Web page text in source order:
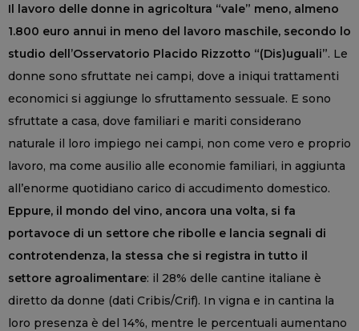
Il lavoro delle donne in agricoltura “vale” meno, almeno
1.800 euro annui in meno del lavoro maschile, secondo lo
studio dell’Osservatorio Placido Rizzotto “(Dis)uguali”. Le
donne sono sfruttate nei campi, dove a iniqui trattamenti
economici si aggiunge lo sfruttamento sessuale. E sono
sfruttate a casa, dove familiari e mariti considerano
naturale il loro impiego nei campi, non come vero e proprio
lavoro, ma come ausilio alle economie familiari, in aggiunta
all’enorme quotidiano carico di accudimento domestico.
Eppure, il mondo del vino, ancora una volta, si fa
portavoce di un settore che ribolle e lancia segnali di
controtendenza, la stessa che si registra in tutto il
settore agroalimentare: il 28% delle cantine italiane è
diretto da donne (dati Cribis/Crif). In vigna e in cantina la
loro presenza è del 14%, mentre le percentuali aumentano